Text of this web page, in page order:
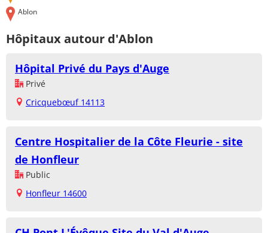
Ablon
Hôpitaux autour d'Ablon
Hôpital Privé du Pays d'Auge
Privé
Cricquebœuf 14113
Centre Hospitalier de la Côte Fleurie - site
de Honfleur
Public
Honfleur 14600